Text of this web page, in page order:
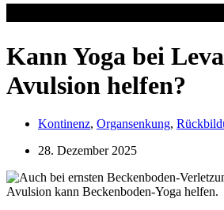
Kann Yoga bei
Avulsion helfen?
Kontinenz, Organsenkung,
28. Dezember 2025